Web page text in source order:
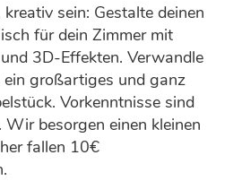
sein: Gestalte deinen
für dein Zimmer mit
3D-Effekten. Verwandle
ein großartiges und ganz
Vorkenntnisse sind
Wir besorgen einen kleinen
fallen 10€